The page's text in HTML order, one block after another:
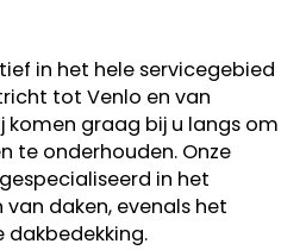
in het hele servicegebied
tot Venlo en van
komen graag bij u langs om
te onderhouden. Onze
in het
daken, evenals het
dakbedekking.